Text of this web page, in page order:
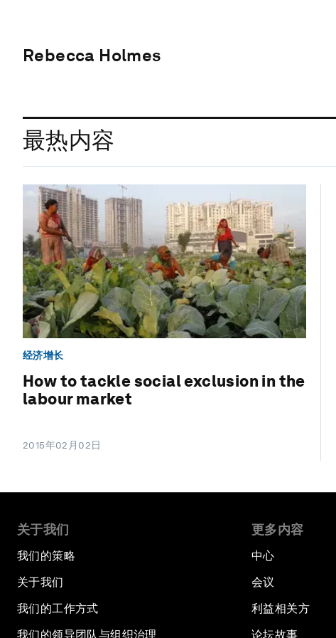
Rebecca Holmes
最热内容
经济增长
How to tackle social exclusion in the
labour market
2015年02月02日
关于我们
我们的策略
关于我们
我们的工作方式
我们的领导团队与组织治理
更多内容
中心
会议
利益相关方
论坛故事